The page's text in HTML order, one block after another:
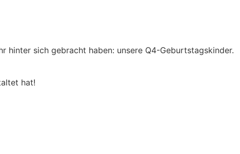
hinter sich gebracht haben: unsere Q4-Geburtstagskinder.
hat!